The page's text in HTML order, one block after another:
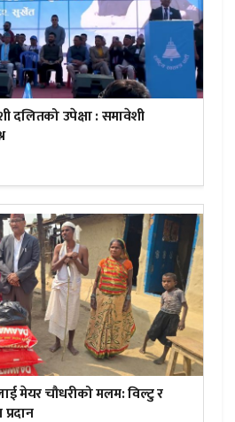
दलितको उपेक्षा : समावेशी
मेयर चौधरीको मलम: विल्टु र